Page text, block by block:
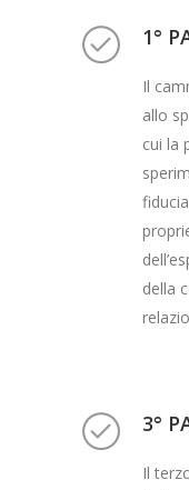
1°
Il
allo
cui la
della
3°
Il